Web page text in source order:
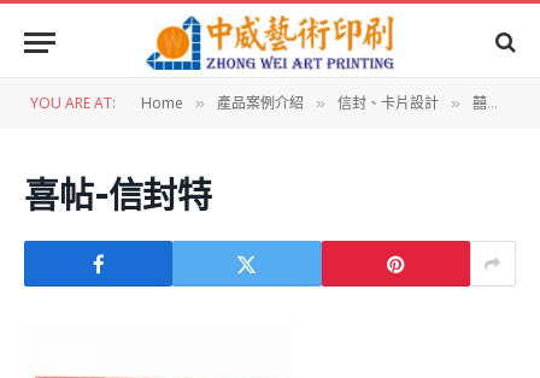
YOU ARE AT: Home » 產品案例介紹 » 信封、卡片設計 » 囍帖設計：囍帖
喜帖-信封特